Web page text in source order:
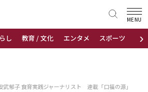
›
し 教育 / 文化 エンタメ スポーツ 地域
MENU
郁子 食育実践ジャーナリスト 連載「口福の源」